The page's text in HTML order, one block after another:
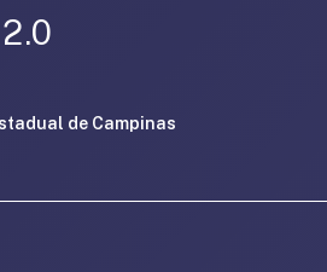
de Campinas